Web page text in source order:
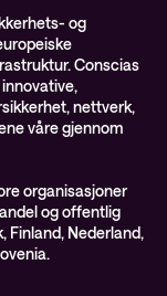
og
Conscias
nettverk,
våre gjennom
organisasjoner
og offentlig
Finland, Nederland,